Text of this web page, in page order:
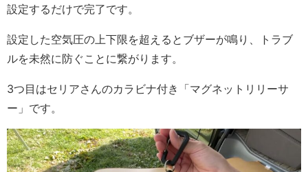
設定するだけで完了です。
設定した空気圧の上下限を超えるとブザーが鳴り、トラブ
ルを未然に防ぐことに繋がります。
3つ目はセリアさんのカラビナ付き「マグネットリリーサ
ー」です。